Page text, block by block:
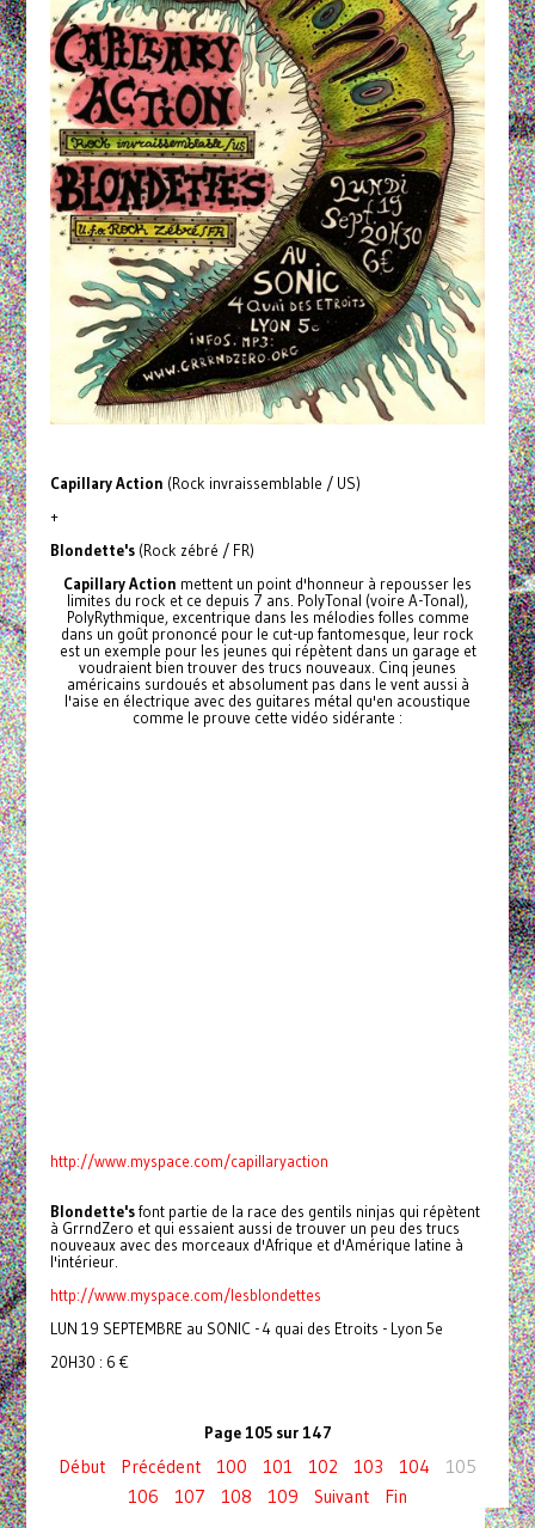
Capillary Action (Rock invraissemblable / US)
+
Blondette's(Rock zébré / FR)
Capillary Action mettent un point d'honneur à repousser les
limites du rock et ce depuis 7 ans. PolyTonal (voire A-Tonal),
PolyRythmique, excentrique dans les mélodies folles comme
dans un goût prononcé pour le cut-up fantomesque, leur rock
est un exemple pour les jeunes qui répètent dans un garage et
voudraient bien trouver des trucs nouveaux. Cinq jeunes
américains surdoués et absolument pas dans le vent aussi à
l'aise en électrique avec des guitares métal qu'en acoustique
comme le prouve cette vidéo sidérante :
http://www.myspace.com/capillaryaction
Blondette'sfont partie de la race des gentils ninjas qui répètent
à GrrndZero et qui essaient aussi de trouver un peu des trucs
nouveaux avec des morceaux d'Afrique et d'Amérique latine à
l'intérieur.
http://www.myspace.com/lesblondettes
LUN 19 SEPTEMBRE au SONIC - 4 quai des Etroits - Lyon 5e
20H30 : 6 €
Page 105 sur 147
Début Précédent 100 101 102 103 104
105
106
107 108 109 Suivant Fin